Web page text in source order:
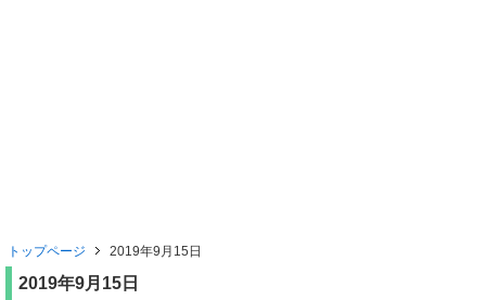
トップページ 2019年9月15日
2019年9月15日